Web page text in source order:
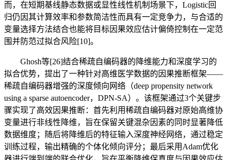
而，在短期基线静态数据或显性线性机制场景下，Logistic回
归仍因其计算效率和参数简洁性而具有一定竞争力，与合适的
变量选择方法结合也能将目标因果效应估计偏倚控制在一定范
围并防范过拟合风险[10]。
Ghosh等[26]结合稀疏自编码器的降维能力和深度学习的
拟合优势，提出了一种针对高维医学数据的因果推断框架——
稀疏自编码器增强的深度倾向网络（deep propensity network
using a sparse autoencoder，DPN-SA）。该框架通过3个关键步
骤实现了高效因果推断：首先利用稀疏自编码器对原始高维协
变量进行非线性降维，旨在保留关键混杂因素的同时显著降低
数据维度；随后将降维后的特征输入深度神经网络，通过稳定
训练过程，输出精确的个体化倾向评分；最后采用Adam优化